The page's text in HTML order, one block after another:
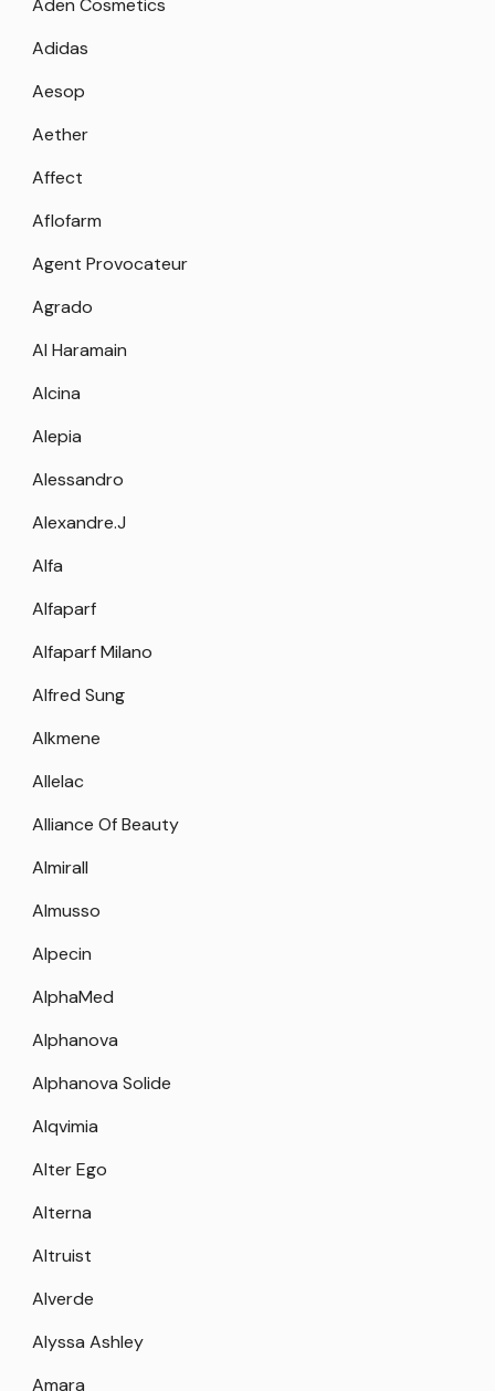
Aden Cosmetics
Adidas
Aesop
Aether
Affect
Aflofarm
Agent Provocateur
Agrado
Al Haramain
Alcina
Alepia
Alessandro
Alexandre.J
Alfa
Alfaparf
Alfaparf Milano
Alfred Sung
Alkmene
Allelac
Alliance Of Beauty
Almirall
Almusso
Alpecin
AlphaMed
Alphanova
Alphanova Solide
Alqvimia
Alter Ego
Alterna
Altruist
Alverde
Alyssa Ashley
Amara